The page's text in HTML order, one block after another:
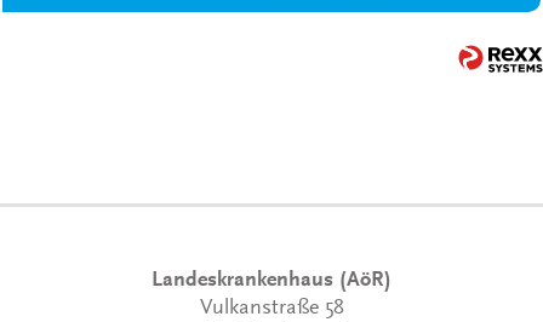
Landeskrankenhaus (AöR)
Vulkanstraße 58